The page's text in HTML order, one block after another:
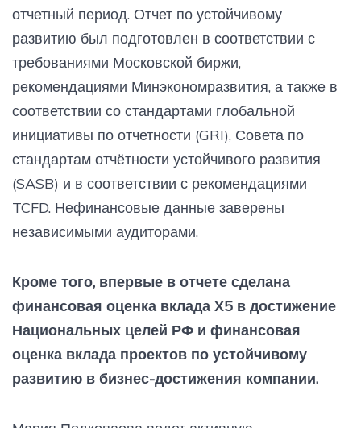
отчетный период. Отчет по устойчивому
развитию был подготовлен в соответствии с
требованиями Московской биржи,
рекомендациями Минэкономразвития, а также в
соответствии со стандартами глобальной
инициативы по отчетности (GRI), Совета по
стандартам отчётности устойчивого развития
(SASB) и в соответствии с рекомендациями
TCFD. Нефинансовые данные заверены
независимыми аудиторами.
Кроме того, впервые в отчете сделана
финансовая оценка вклада Х5 в достижение
Национальных целей РФ и финансовая
оценка вклада проектов по устойчивому
развитию в бизнес-достижения компании.